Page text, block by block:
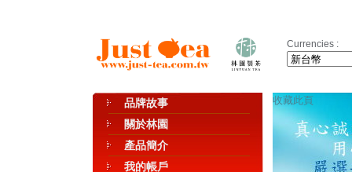
Currencies :
品牌故事
關於林園
產品簡介
我的帳戶
收藏此頁